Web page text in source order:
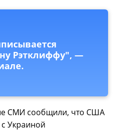
Рэтклиффу", —
СМИ сообщили, что США
Украиной